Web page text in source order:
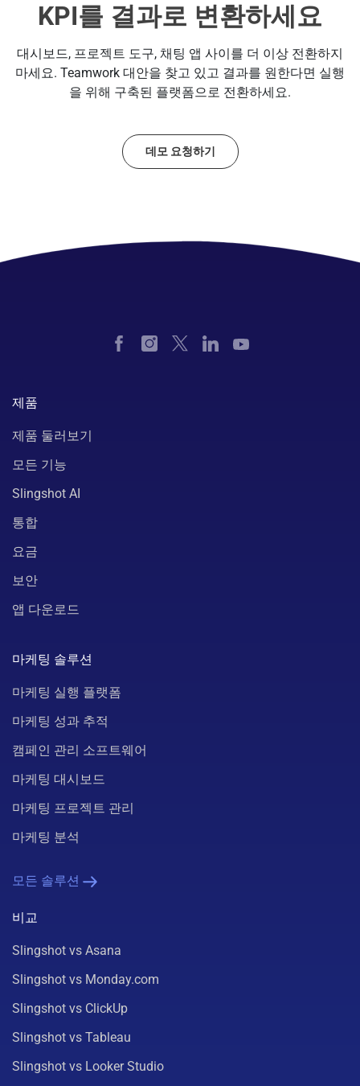
KPI를 결과로 변환하세요
대시보드, 프로젝트 도구, 채팅 앱 사이를 더 이상 전환하지
마세요. Teamwork 대안을 찾고 있고 결과를 원한다면 실행
을 위해 구축된 플랫폼으로 전환하세요.
데모 요청하기
제품
제품 둘러보기
모든 기능
Slingshot AI
통합
요금
보안
앱 다운로드
마케팅 솔루션
마케팅 실행 플랫폼
마케팅 성과 추적
캠페인 관리 소프트웨어
마케팅 대시보드
마케팅 프로젝트 관리
마케팅 분석
모든 솔루션
비교
Slingshot vs Asana
Slingshot vs Monday.com
Slingshot vs ClickUp
Slingshot vs Tableau
Slingshot vs Looker Studio